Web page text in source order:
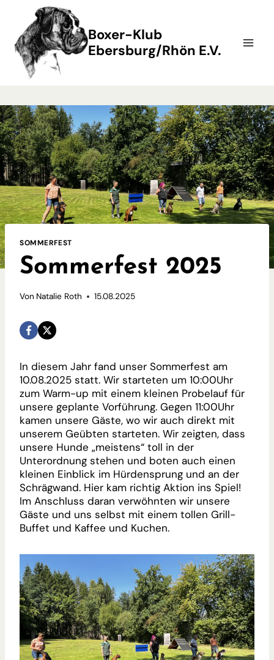
springen
Boxer-Klub
Ebersburg/Rhön E.V.
SOMMERFEST
Sommerfest 2025
Von Natalie Roth 15.08.2025
In diesem Jahr fand unser Sommerfest am
10.08.2025 statt. Wir starteten um 10:00Uhr
zum Warm-up mit einem kleinen Probelauf für
unsere geplante Vorführung. Gegen 11:00Uhr
kamen unsere Gäste, wo wir auch direkt mit
unserem Geübten starteten. Wir zeigten, dass
unsere Hunde „meistens“ toll in der
Unterordnung stehen und boten auch einen
kleinen Einblick im Hürdensprung und an der
Schrägwand. Hier kam richtig Aktion ins Spiel!
Im Anschluss daran verwöhnten wir unsere
Gäste und uns selbst mit einem tollen Grill-
Buffet und Kaffee und Kuchen.